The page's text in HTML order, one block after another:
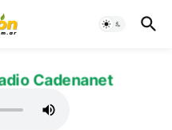
Cadenanet